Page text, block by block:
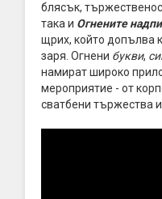
блясък,
така и Огнените
щрих, който допълва
заря. Огнени букви,
намират широко
мероприятие - от
сватбени тържества